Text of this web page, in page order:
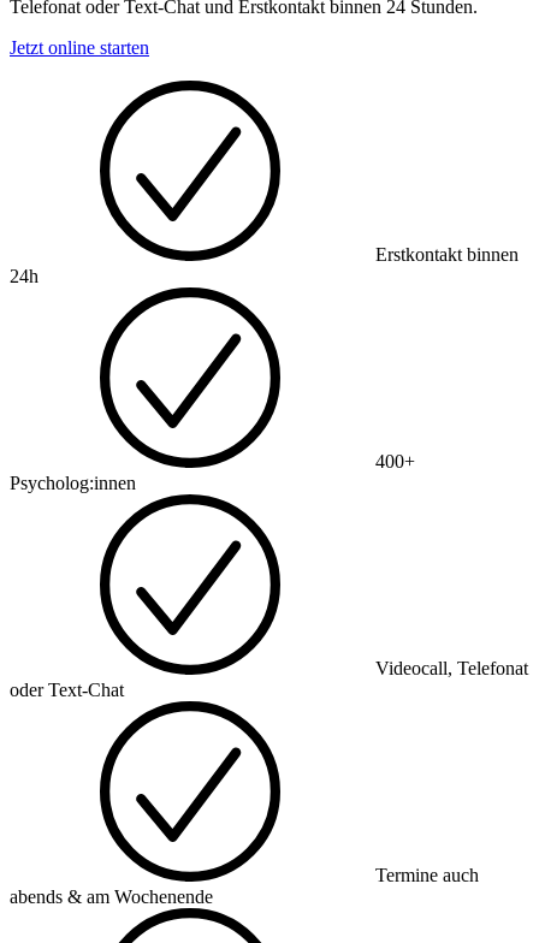
Telefonat oder Text-Chat und Erstkontakt binnen 24 Stunden.
Jetzt online starten
Erstkontakt binnen
24h
400+
Psycholog:innen
Videocall, Telefonat
oder Text-Chat
Termine auch
abends & am Wochenende